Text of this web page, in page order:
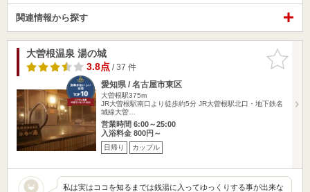
関連情報から探す
お気に入
りに追加
大曽根温泉 湯の城
3.8点/ 37 件
愛知県 / 名古屋市東区
大曽根駅375m
JR大曽根駅南口より徒歩約5分 JR大曽根駅北口・地下鉄名
城線大曽…
営業時間 6:00～25:00
入浴料金 800円～
日帰り カップル
私は実はココを知るまでは銭湯に入ってゆっくりする事が出来な